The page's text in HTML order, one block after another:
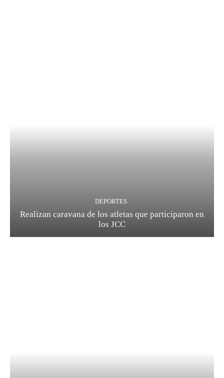
DEPORTES
Realizan caravana de los atletas que participaron en
los JCC